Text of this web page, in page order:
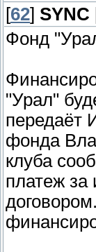
[62] SYNC
Фонд
"Урал"
передаёт
фонда
клуба
платеж за